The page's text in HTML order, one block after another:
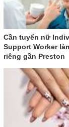
Cần tuyển nữ
Support Worker
riêng gần Preston